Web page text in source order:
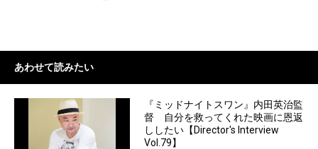
あわせて読みたい
『ミッドナイトスワン』内田英治監
督 自分を救ってくれた映画に恩返
ししたい【Director's Interview
Vol.79】